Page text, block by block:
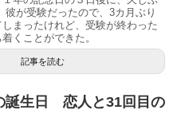
彼が受験だったので、3カ月ぶり
まったけれど、受験が終わった
くことができた。
記事を読む
誕生日 恋人と31回目の